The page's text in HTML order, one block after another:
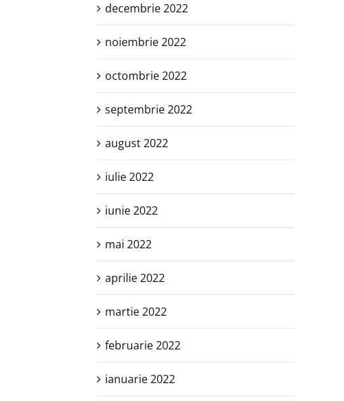
decembrie 2022
noiembrie 2022
octombrie 2022
septembrie 2022
august 2022
iulie 2022
iunie 2022
mai 2022
aprilie 2022
martie 2022
februarie 2022
ianuarie 2022